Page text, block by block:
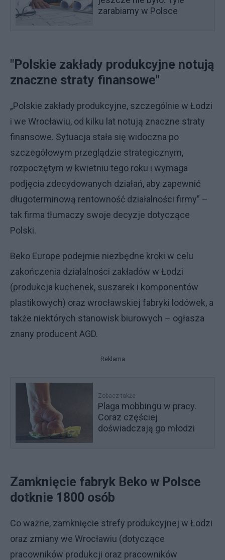
zarabiamy w Polsce
"Polskie zakłady produkcyjne notują
znaczne straty finansowe"
„Polskie zakłady produkcyjne, szczególnie w Łodzi
i we Wrocławiu, od kilku lat notują znaczne straty
finansowe. Sytuacja stała się widoczna po
szczegółowym przeglądzie strategicznym,
rozpoczętym w kwietniu tego roku i wymaga
podjęcia zdecydowanych działań, aby zapewnić
długoterminową rentowność działalności firmy” –
tak firma tłumaczy swoje decyzje dotyczące
Polski.
Beko Europe podejmie niezbędne kroki w celu
zakończenia działalności zakładów w Łodzi
(produkcja kuchenek, suszarek i komponentów
plastikowych) oraz wrocławskiej fabryki lodówek, a
także niektórych stanowisk biurowych – ogłasza
znany producent AGD.
Reklama
Zobacz także
Plaga mobbingu w pracy.
Coraz częściej
doświadczają go młodzi
Zamknięcie fabryk Beko w Polsce
dotknie 1800 osób
Co ważne, zamknięcie strefy produkcyjnej w Łodzi
oraz zmiany we Wrocławiu (dotyczące
pracowników produkcji oraz pracowników